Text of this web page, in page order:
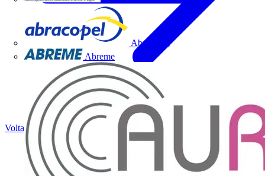
Abracopel
Abreme
Voltar para Notícias